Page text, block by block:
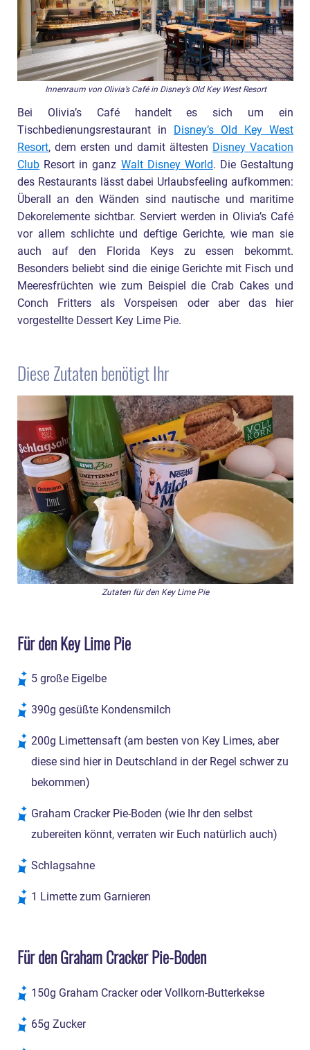
Innenraum von Olivia’s Café in Disney’s Old Key West Resort
Bei Olivia’s Café handelt es sich um ein
Tischbedienungsrestaurant in
Disney’s Old Key West
Resort, dem ersten und damit ältesten Disney Vacation
Club Resort in ganz Walt Disney World. Die Gestaltung
des Restaurants lässt dabei Urlaubsfeeling aufkommen:
Überall an den Wänden sind nautische und maritime
Dekorelemente sichtbar. Serviert werden in Olivia’s Café
vor allem schlichte und deftige Gerichte, wie man sie
auch auf den Florida Keys zu essen bekommt.
Besonders beliebt sind die einige Gerichte mit Fisch und
Meeresfrüchten wie zum Beispiel die Crab Cakes und
Conch Fritters als Vorspeisen oder aber das hier
vorgestellte Dessert Key Lime Pie.
Diese Zutaten benötigt Ihr
Zutaten für den Key Lime Pie
Für den Key Lime Pie
5 große Eigelbe
390g gesüßte Kondensmilch
200g Limettensaft (am besten von Key Limes, aber
diese sind hier in Deutschland in der Regel schwer zu
bekommen)
Graham Cracker Pie-Boden (wie Ihr den selbst
zubereiten könnt, verraten wir Euch natürlich auch)
Schlagsahne
1 Limette zum Garnieren
Für den Graham Cracker Pie-Boden
150g Graham Cracker oder Vollkorn-Butterkekse
65g Zucker